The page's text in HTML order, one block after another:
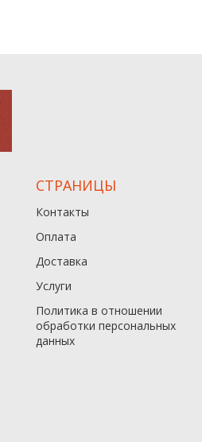
СТРАНИЦЫ
Контакты
Оплата
Доставка
Услуги
Политика в отношении
обработки персональных
данныx